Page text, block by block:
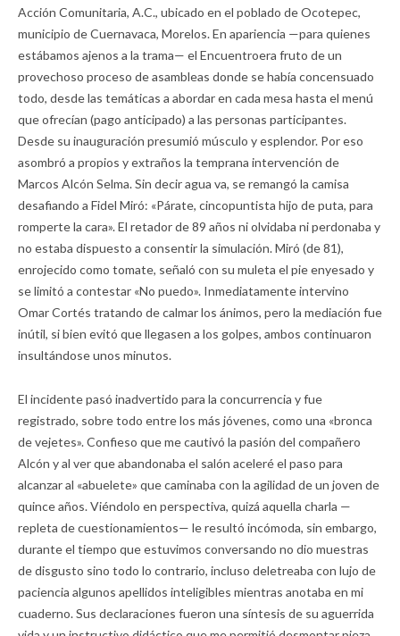
Acción Comunitaria, A.C., ubicado en el poblado de Ocotepec,
municipio de Cuernavaca, Morelos. En apariencia —para quienes
estábamos ajenos a la trama— el Encuentroera fruto de un
provechoso proceso de asambleas donde se había concensuado
todo, desde las temáticas a abordar en cada mesa hasta el menú
que ofrecían (pago anticipado) a las personas participantes.
Desde su inauguración presumió músculo y esplendor. Por eso
asombró a propios y extraños la temprana intervención de
Marcos Alcón Selma. Sin decir agua va, se remangó la camisa
desafiando a Fidel Miró: «Párate, cincopuntista hijo de puta, para
romperte la cara». El retador de 89 años ni olvidaba ni perdonaba y
no estaba dispuesto a consentir la simulación. Miró (de 81),
enrojecido como tomate, señaló con su muleta el pie enyesado y
se limitó a contestar «No puedo». Inmediatamente intervino
Omar Cortés tratando de calmar los ánimos, pero la mediación fue
inútil, si bien evitó que llegasen a los golpes, ambos continuaron
insultándose unos minutos.
El incidente pasó inadvertido para la concurrencia y fue
registrado, sobre todo entre los más jóvenes, como una «bronca
de vejetes». Confieso que me cautivó la pasión del compañero
Alcón y al ver que abandonaba el salón aceleré el paso para
alcanzar al «abuelete» que caminaba con la agilidad de un joven de
quince años. Viéndolo en perspectiva, quizá aquella charla —
repleta de cuestionamientos— le resultó incómoda, sin embargo,
durante el tiempo que estuvimos conversando no dio muestras
de disgusto sino todo lo contrario, incluso deletreaba con lujo de
paciencia algunos apellidos inteligibles mientras anotaba en mi
cuaderno. Sus declaraciones fueron una síntesis de su aguerrida